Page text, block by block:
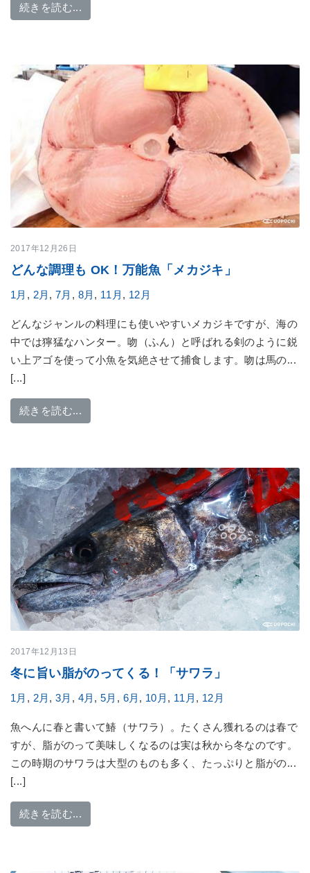
続きを読む...
2017年12月26日
どんな調理も OK！万能魚「メカジキ」
1月 , 2月 , 7月 , 8月 , 11月 , 12月
どんなジャンルの料理にも使いやすいメカジキですが、海の
中では獰猛なハンター。吻（ふん）と呼ばれる剣のように鋭
い上アゴを使って小魚を気絶させて捕食します。吻は馬の...
[...]
続きを読む...
2017年12月13日
冬に旨い脂がのってくる！「サワラ」
1月 , 2月 , 3月 , 4月 , 5月 , 6月 , 10月 , 11月 , 12月
魚へんに春と書いて鰆（サワラ）。たくさん獲れるのは春で
すが、脂がのって美味しくなるのは実は秋から冬なのです。
この時期のサワラは大型のものも多く、たっぷりと脂がの...
[...]
続きを読む...